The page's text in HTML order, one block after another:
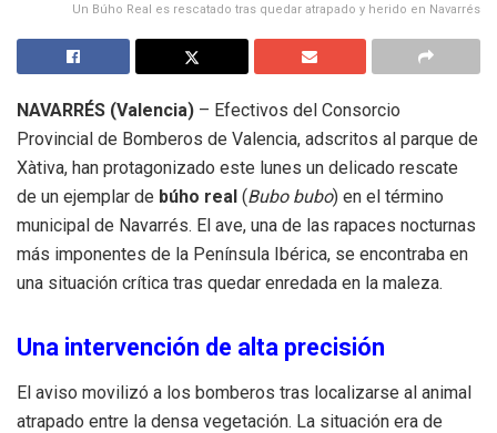
Un Búho Real es rescatado tras quedar atrapado y herido en Navarrés
NAVARRÉS (Valencia) – Efectivos del Consorcio
Provincial de Bomberos de Valencia, adscritos al parque de
Xàtiva, han protagonizado este lunes un delicado rescate
de un ejemplar de búho real (Bubo bubo) en el término
municipal de Navarrés. El ave, una de las rapaces nocturnas
más imponentes de la Península Ibérica, se encontraba en
una situación crítica tras quedar enredada en la maleza.
Una intervención de alta precisión
El aviso movilizó a los bomberos tras localizarse al animal
atrapado entre la densa vegetación. La situación era de